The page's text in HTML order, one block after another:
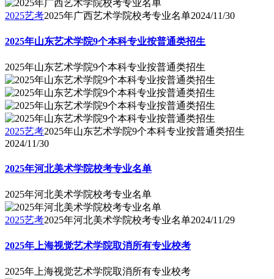
2025艺考2025年广西艺术学院校考专业名单2024/11/30
2025年山东艺术学院9个本科专业按普通类招生
2025年山东艺术学院9个本科专业按普通类招生
2025艺考2025年山东艺术学院9个本科专业按普通类招生
2024/11/30
2025年河北美术学院校考专业名单
2025年河北美术学院校考专业名单
2025艺考2025年河北美术学院校考专业名单2024/11/29
2025年上海视觉艺术学院取消所有专业校考
2025年上海视觉艺术学院取消所有专业校考